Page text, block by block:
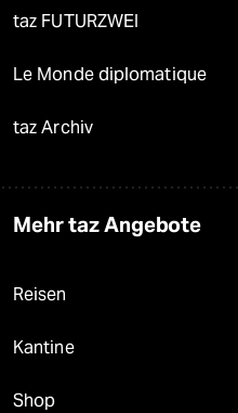
taz FUTURZWEI
Le Monde diplomatique
taz Archiv
Mehr taz Angebote
Reisen
Kantine
Shop